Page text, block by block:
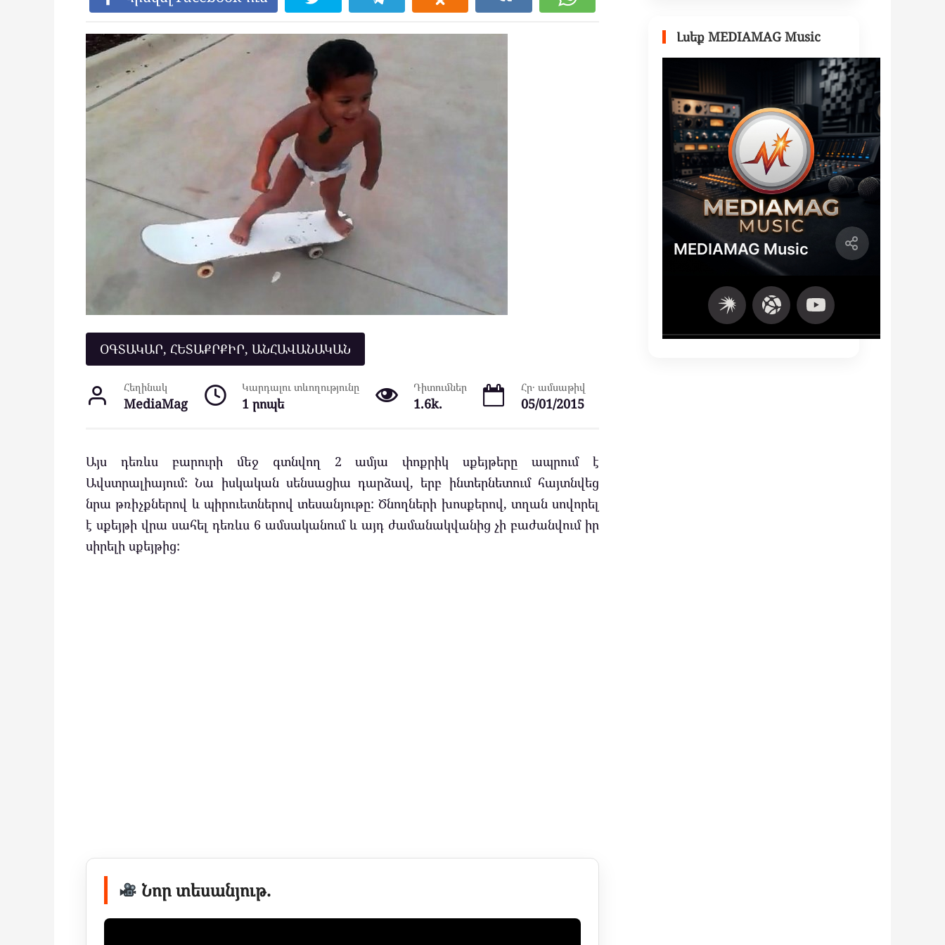
ՕԳՏԱԿԱՐ, ՀԵՏԱՔՐՔԻՐ, ԱՆՀԱՎԱՆԱԿԱՆ
Հեղինակ
MediaMag
Կարդալու տևողությունը
1 րոպե
Դիտումներ
1.6k.
Հր․ ամսաթիվ
05/01/2015
Այս դեռևս բարուրի մեջ գտնվող 2 ամյա փոքրիկ սքեյթերը ապրում է
Ավստրալիայում: Նա իսկական սենսացիա դարձավ, երբ ինտերնետում հայտնվեց
նրա թռիչքներով և պիրուետներով տեսանյութը: Ծնողների խոսքերով, տղան սովորել
է սքեյթի վրա սահել դեռևս 6 ամսականում և այդ ժամանակվանից չի բաժանվում իր
սիրելի սքեյթից:
Նոր տեսանյութ.
Լսեք MEDIAMAG Music